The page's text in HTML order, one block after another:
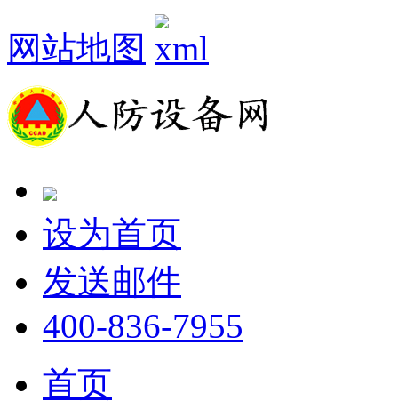
网站地图
设为首页
发送邮件
400-836-7955
首页